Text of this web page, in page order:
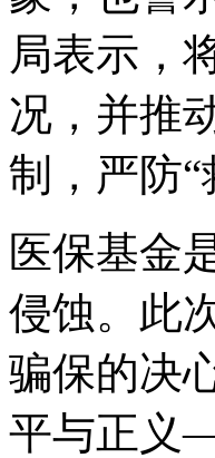
局表示，
况，并推
制，严防“
医保基金
侵蚀。此
骗保的决
平与正义